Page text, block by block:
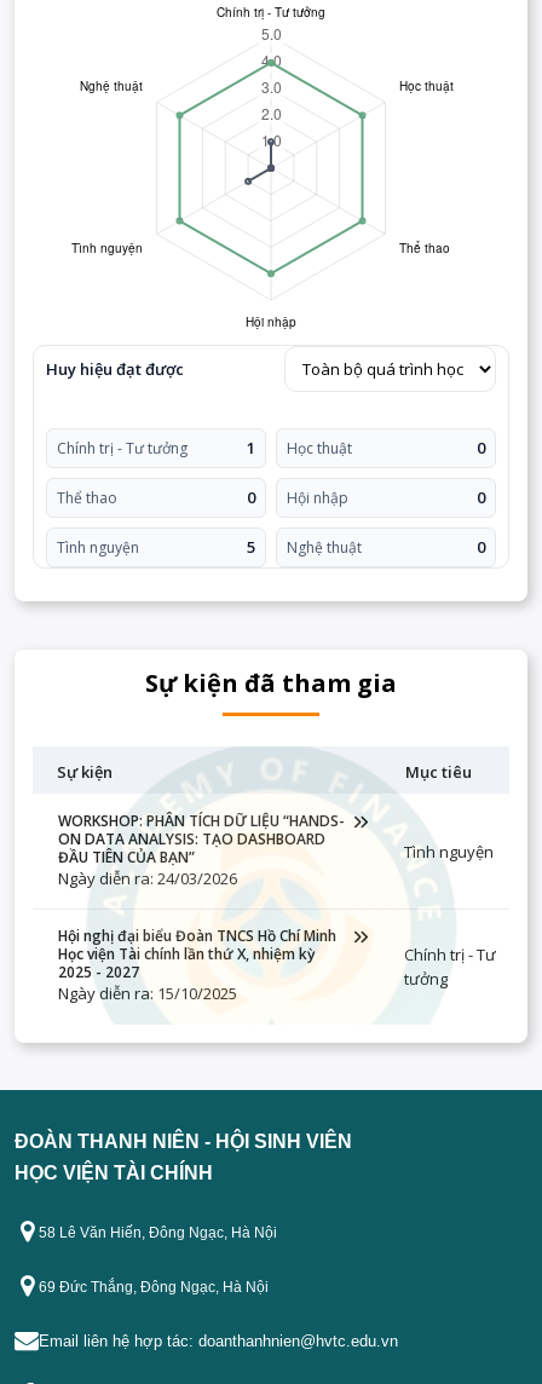
Huy hiệu đạt được
Chính trị - Tư tưởng 1 Học thuật 0
Thể thao 0 Hội nhập 0
Tình nguyện 5 Nghệ thuật 0
Sự kiện đã tham gia
Sự kiện Mục tiêu
WORKSHOP: PHÂN TÍCH DỮ LIỆU “HANDS-
ON DATA ANALYSIS: TẠO DASHBOARD
ĐẦU TIÊN CỦA BẠN”
Ngày diễn ra: 24/03/2026
Tình nguyện
Hội nghị đại biểu Đoàn TNCS Hồ Chí Minh
Học viện Tài chính lần thứ X, nhiệm kỳ
2025 - 2027
Ngày diễn ra: 15/10/2025
Chính trị - Tư
tưởng
ĐOÀN THANH NIÊN - HỘI SINH VIÊN
HỌC VIỆN TÀI CHÍNH
58 Lê Văn Hiến, Đông Ngạc, Hà Nội
69 Đức Thắng, Đông Ngạc, Hà Nội
Email liên hệ hợp tác: doanthanhnien@hvtc.edu.vn